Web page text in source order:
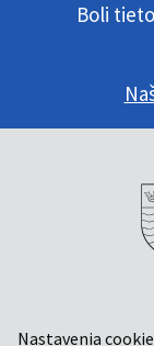
Boli
Nastavenia